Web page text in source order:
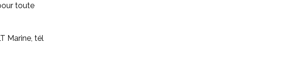
toute
Marine, tél